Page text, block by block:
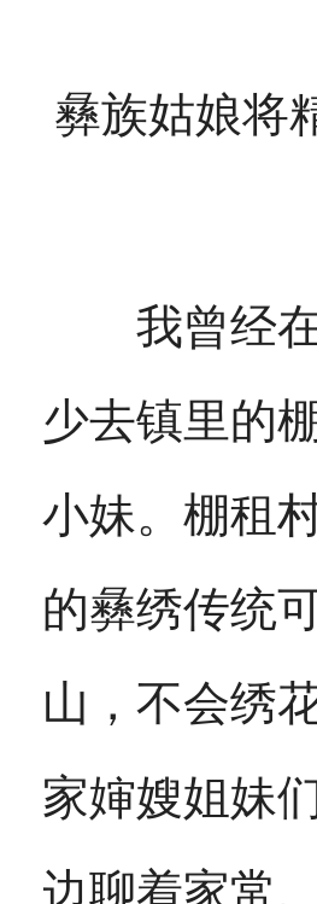
彝族姑娘将
我曾经在
少去镇里的
小妹。棚租
的彝绣传统
山，不会绣
家婶嫂姐妹
边聊着家常